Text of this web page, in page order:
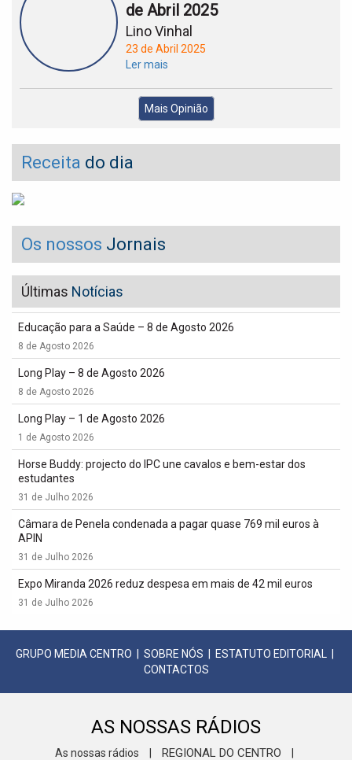
de Abril 2025
Lino Vinhal
23 de Abril 2025
Ler mais
Mais Opinião
Receita do dia
Os nossos Jornais
Últimas Notícias
Educação para a Saúde – 8 de Agosto 2026
8 de Agosto 2026
Long Play – 8 de Agosto 2026
8 de Agosto 2026
Long Play – 1 de Agosto 2026
1 de Agosto 2026
Horse Buddy: projecto do IPC une cavalos e bem-estar dos
estudantes
31 de Julho 2026
Câmara de Penela condenada a pagar quase 769 mil euros à
APIN
31 de Julho 2026
Expo Miranda 2026 reduz despesa em mais de 42 mil euros
31 de Julho 2026
GRUPO MEDIA CENTRO SOBRE NÓS ESTATUTO EDITORIAL
CONTACTOS
AS NOSSAS RÁDIOS
As nossas rádios REGIONAL DO CENTRO